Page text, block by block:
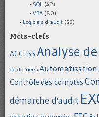
SQL (42)
VBA (80)
Logiciels d'audit (23)
Mots-clefs
ACCESS Analyse
de données Automatisation
Contrôle des comptes
démarche d'audit